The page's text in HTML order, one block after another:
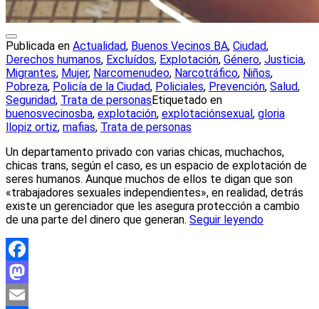
Publicada en Actualidad, Buenos Vecinos BA, Ciudad,
Derechos humanos, Excluídos, Explotación, Género, Justicia,
Migrantes, Mujer, Narcomenudeo, Narcotráfico, Niños,
Pobreza, Policía de la Ciudad, Policiales, Prevención, Salud,
Seguridad, Trata de personasEtiquetado en
buenosvecinosba, explotación, explotaciónsexual, gloria
llopiz ortiz, mafias, Trata de personas
Un departamento privado con varias chicas, muchachos,
chicas trans, según el caso, es un espacio de explotación de
seres humanos. Aunque muchos de ellos te digan que son
«trabajadores sexuales independientes», en realidad, detrás
existe un gerenciador que les asegura protección a cambio
de una parte del dinero que generan. Seguir leyendo
Facebook
Mastodon